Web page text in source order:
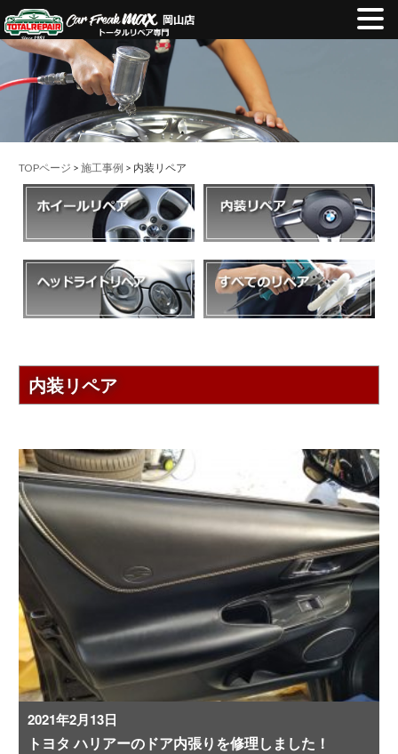
TOPページ >施工事例 > 内装リペア
内装リペア
2021年2月13日
トヨタ ハリアーのドア内張りを修理しました！